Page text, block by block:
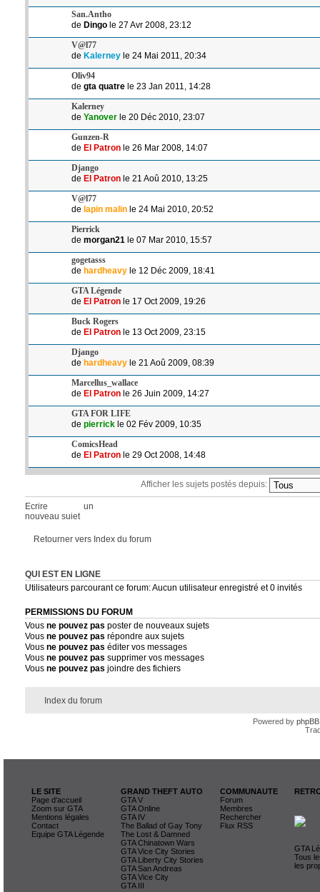
San.Antho
de Dingole 27 Avr 2008, 23:12
V@l77
de Kalerneyle 24 Mai 2011, 20:34
Oliv94
de gta quatrele 23 Jan 2011, 14:28
Kalerney
de Yanoverle 20 Déc 2010, 23:07
Gunzen-R
de El Patronle 26 Mar 2008, 14:07
Django
de El Patronle 21 Aoû 2010, 13:25
V@l77
de lapin malinle 24 Mai 2010, 20:52
Pierrick
de morgan21 le 07 Mar 2010, 15:57
gogetasss
de hardheavyle 12 Déc 2009, 18:41
GTA Légende
de El Patronle 17 Oct 2009, 19:26
Buck Rogers
de El Patronle 13 Oct 2009, 23:15
Django
de hardheavyle 21 Aoû 2009, 08:39
Marcellus_wallace
de El Patronle 26 Juin 2009, 14:27
GTA FOR LIFE
de pierrickle 02 Fév 2009, 10:35
ComicsHead
de El Patronle 29 Oct 2008, 14:48
Afficher les sujets postés depuis:
Ecrire un
nouveau sujet
Retourner vers Index du forum
QUI EST EN LIGNE
Utilisateurs parcourant ce forum: Aucun utilisateur enregistré et 0 invités
PERMISSIONS DU FORUM
Vous ne pouvez pas poster de nouveaux sujets
Vous ne pouvez pas répondre aux sujets
Vous ne pouvez pas éditer vos messages
Vous ne pouvez pas supprimer vos messages
Vous ne pouvez pas joindre des fichiers
Index du forum
Powered by phpBB
LE SITE
Page d'accueil
Zoom sur GTA
Mentions légales
Contact
Equipe GTA Légende
GRAND THEFT AUTO
GTA V
GTA Online
GTA IV
The Ballad of Gay Tony
The Lost & Damned
GTA Chinatown Wars
GTA Vice City Stories
GTA Liberty City Stories
GTA San Andreas
GTA Vice City
GTA III
COMMUNAUTE
Forum
Membres
Rechercher
Flux RSS
GTA
Tous
les